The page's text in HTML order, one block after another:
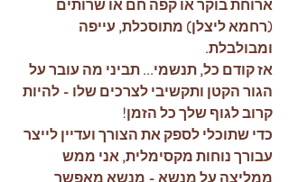
ארוחת בוקר או קפה חם או שרותים
(רחמא ליצלן) מתוסכלת, עייפה
ומבולבלת.
אז קודם כל, תנשמי... תביני מה עובר על
הגור הקטן ותקשיבי לצרכים שלו - להיות
קרוב לגוף שלך כל הזמן!
כדי שתוכלי לספק את הצורך ועדיין לייצר
עבורך נוחות מקסימלית, אני ממש